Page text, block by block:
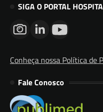
SIGA O PORTAL
Conheça nossa Política de
Fale Conosco